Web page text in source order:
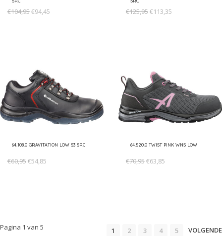
€104,95€94,45 €125,95€113,35
64.108.0 GRAVITATION LOW S3 SRC
€60,95€54,85
64.520.0 TWIST PINK WNS LOW
€70,95€63,85
Pagina 1 van 5 1 2 3 4 5 VOLGENDE